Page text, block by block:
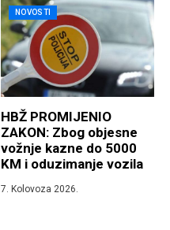
NOVOSTI
HBŽ PROMIJENIO
ZAKON: Zbog objesne
vožnje kazne do 5000
KM i oduzimanje vozila
7. Kolovoza 2026.